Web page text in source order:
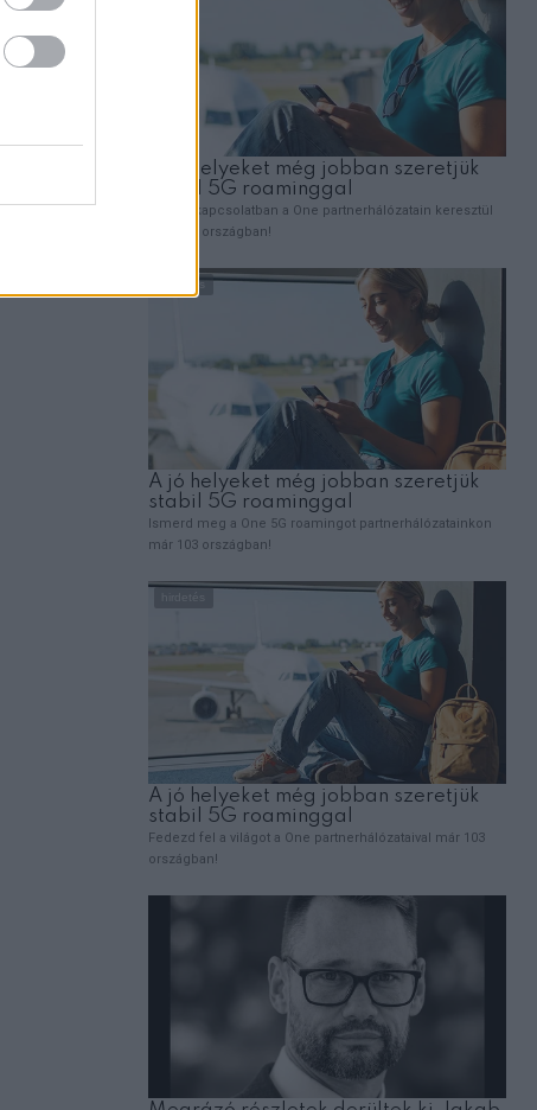
HUMOR
VICC: A nászéjszakán az ifjú férj szól ifjú